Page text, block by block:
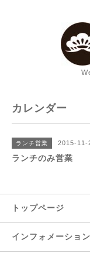
カレンダー
ランチ営業 2015-11-
ランチのみ営業
トップページ
インフォメーション